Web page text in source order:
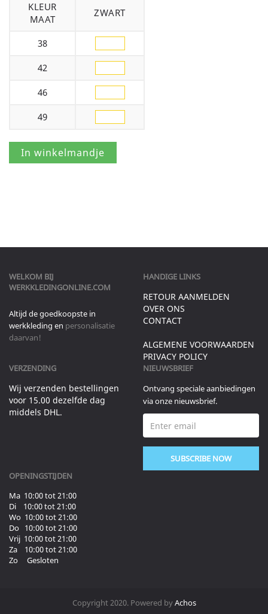
KLEUR
MAAT
ZWART
38
42
46
49
WELKOM BIJ
WERKKLEDINGONLINE.COM
Altijd de goedkoopste in
werkkleding en personalisatie
daarvan!
HANDIGE LINKS
RETOUR AANMELDEN
OVER ONS
CONTACT
ALGEMENE VOORWAARDEN
PRIVACY POLICY
VERZENDING
Wij verzenden bestellingen
voor 15.00 dezelfde dag
middels DHL.
NIEUWSBRIEF
Ontvang speciale aanbiedingen
via onze nieuwsbrief.
SUBSCRIBE NOW
OPENINGSTIJDEN
Ma 10:00 tot 21:00
Di 10:00 tot 21:00
Wo 10:00 tot 21:00
Do 10:00 tot 21:00
Vrij 10:00 tot 21:00
Za 10:00 tot 21:00
Zo Gesloten
Copyright 2020. Powered byAchos